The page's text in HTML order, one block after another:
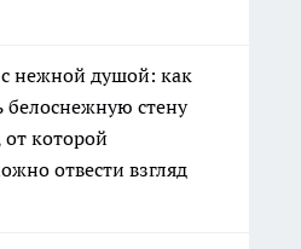
с нежной душой: как
белоснежную стену
от которой
отвести взгляд